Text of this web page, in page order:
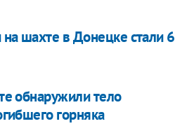
шахте в Донецке стали 6
обнаружили тело
горняка